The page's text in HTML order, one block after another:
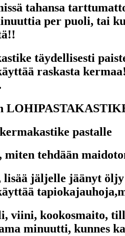
tahansa
per puoli, tai
täydellisesti
raskasta
pastalle
miten tehdään
jäljelle jäänyt
viini, kookosmaito,
minuutti, kunnes